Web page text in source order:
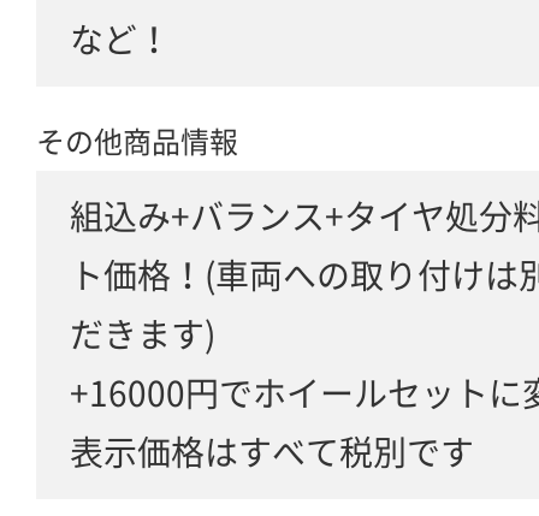
など！
その他商品情報
組込み+バランス+タイヤ処分
ト価格！(車両への取り付けは
だきます)
+16000円でホイールセットに
表示価格はすべて税別です